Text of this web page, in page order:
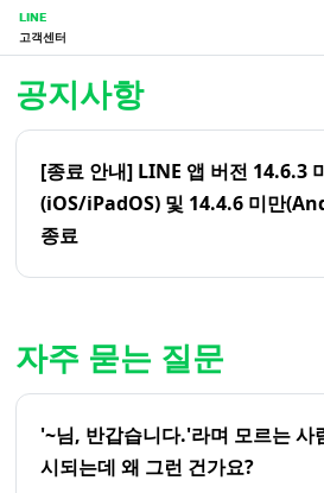
LINE
고객센터
공지사항
[종료 안내] LINE 앱 버전 14.6.3
(iOS/iPadOS) 및 14.4.6 미만
종료
자주 묻는 질문
'~님, 반갑습니다.'라며 모르는 사
시되는데 왜 그런 건가요?